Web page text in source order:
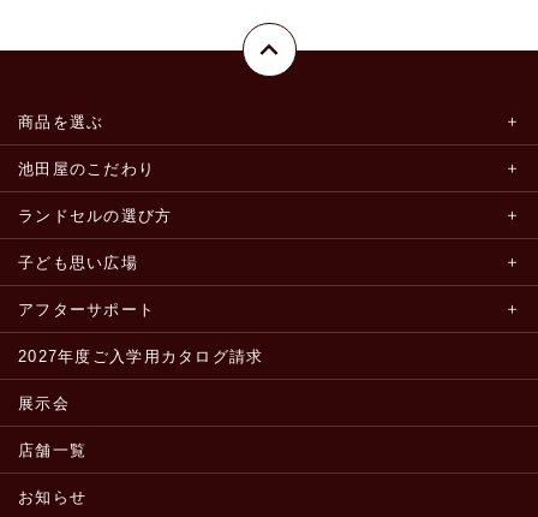
商品を選ぶ
池田屋のこだわり
ランドセルの選び方
子ども思い広場
アフターサポート
2027年度ご入学用カタログ請求
展示会
店舗一覧
お知らせ